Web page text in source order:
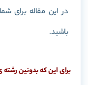
در این مقاله برای
باشید.
برای این که بدونین رشته